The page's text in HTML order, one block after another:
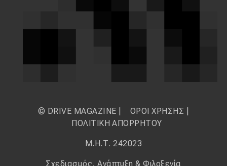
© DRIVE MAGAZINE | ΟΡΟΙ ΧΡΗΣΗΣ
ΠΟΛΙΤΙΚΗ ΑΠΟΡΡΗΤΟΥ
Μ.Η.Τ. 242023
Σχεδιασμός, Ανάπτυξη & Φιλοξενία